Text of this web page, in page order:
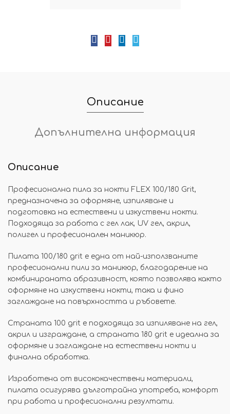
Описание
Допълнителна информация
Описание
Професионална пила за нокти FLEX 100/180 Grit,
предназначена за оформяне, изпиляване и
подготовка на естествени и изкуствени нокти.
Подходяща за работа с гел лак, UV гел, акрил,
полигел и професионален маникюр.
Пилата 100/180 grit е една от най-използваните
професионални пили за маникюр, благодарение на
комбинираната абразивност, която позволява както
оформяне на изкуствени нокти, така и фино
заглаждане на повърхността и ръбовете.
Страната 100 grit е подходяща за изпиляване на гел,
акрил и изграждане, а страната 180 grit е идеална за
оформяне и заглаждане на естествени нокти и
финална обработка.
Изработена от висококачествени материали,
пилата осигурява дълготрайна употреба, комфорт
при работа и професионални резултати.